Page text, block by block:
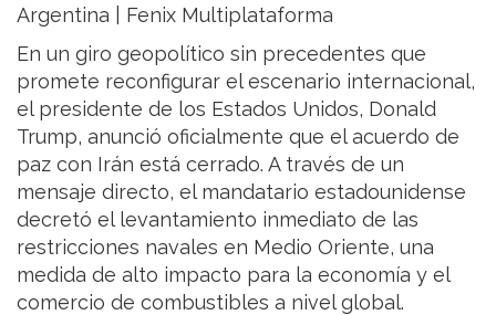
Argentina | Fenix Multiplataforma
En un giro geopolítico sin precedentes que
promete reconfigurar el escenario internacional,
el presidente de los Estados Unidos, Donald
Trump, anunció oficialmente que el acuerdo de
paz con Irán está cerrado. A través de un
mensaje directo, el mandatario estadounidense
decretó el levantamiento inmediato de las
restricciones navales en Medio Oriente, una
medida de alto impacto para la economía y el
comercio de combustibles a nivel global.